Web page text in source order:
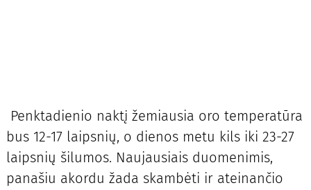
Penktadienio naktį žemiausia oro temperatūra
bus 12-17 laipsnių, o dienos metu kils iki 23-27
laipsnių šilumos. Naujausiais duomenimis,
panašiu akordu žada skambėti ir ateinančio